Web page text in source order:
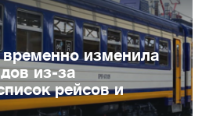
временно изменила
из-за
рейсов и